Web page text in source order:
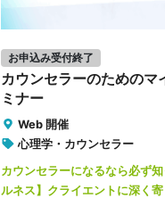
お申込み受付終了
カウンセラーのためのマ
ミナー
Web 開催
心理学・カウンセラー
カウンセラーになるなら必ず
ルネス】クライエントに深く